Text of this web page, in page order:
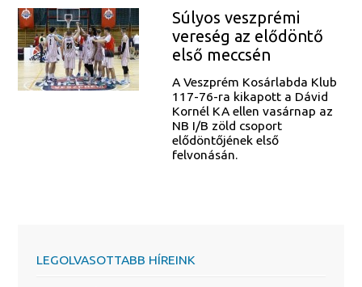
Súlyos veszprémi
vereség az elődöntő
első meccsén
A Veszprém Kosárlabda Klub
117-76-ra kikapott a Dávid
Kornél KA ellen vasárnap az
NB I/B zöld csoport
elődöntőjének első
felvonásán.
LEGOLVASOTTABB HÍREINK